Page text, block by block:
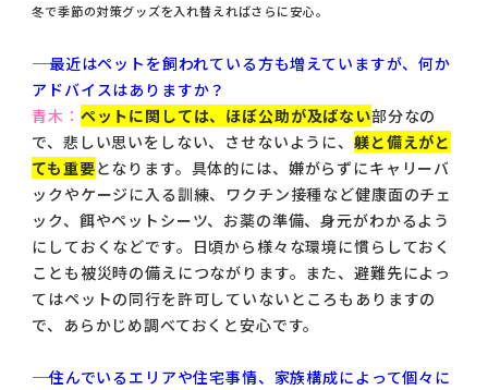
冬で季節の対策グッズを入れ替えればさらに安心。
―― 最近はペットを飼われている方も増えていますが、何か
アドバイスはありますか？
青木： ペットに関しては、ほぼ公助が及ばない部分なの
で、悲しい思いをしない、させないように、躾と備えがと
ても重要となります。具体的には、嫌がらずにキャリーバ
ックやケージに入る訓練、ワクチン接種など健康面のチェ
ック、餌やペットシーツ、お薬の準備、身元がわかるよう
にしておくなどです。日頃から様々な環境に慣らしておく
ことも被災時の備えにつながります。また、避難先によっ
てはペットの同行を許可していないところもありますの
で、あらかじめ調べておくと安心です。
―― 住んでいるエリアや住宅事情、家族構成によって個々に